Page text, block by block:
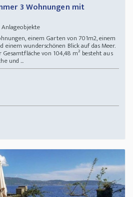
3 Wohnungen mit
einem Garten von 701m2, einem
wunderschönen Blick auf das Meer.
von 104,48 m² besteht aus
und ...